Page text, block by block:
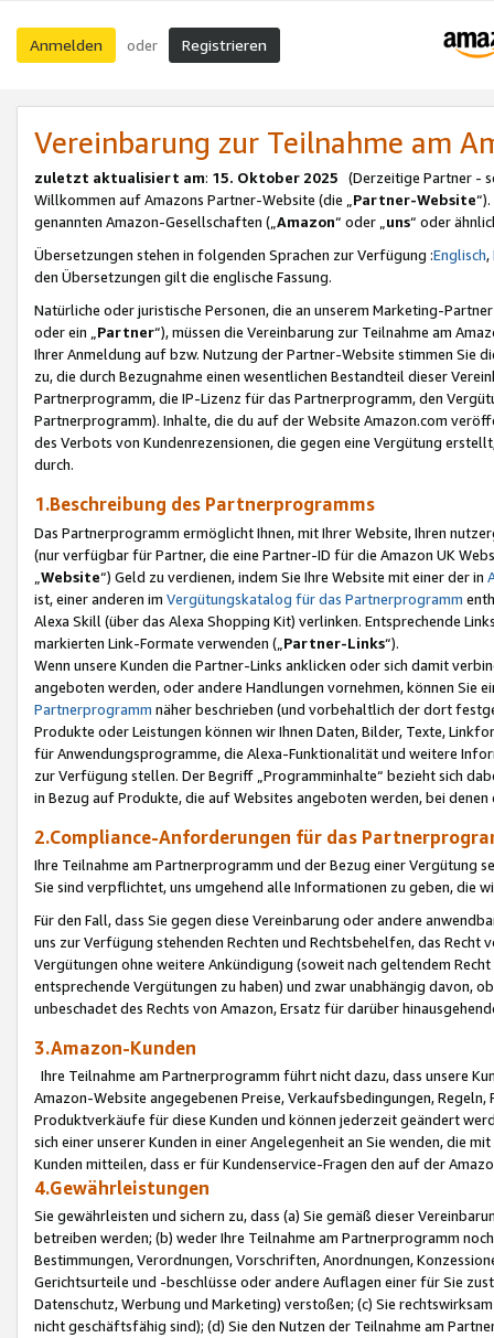
Anmelden oder Registrieren
Vereinbarung zur Teilnahme am
zuletzt aktualisiert am: 15. Oktober 2025 (Derzeitige Partner -
Willkommen auf Amazons Partner-Website (die „Partner-Website
genannten Amazon-Gesellschaften („Amazon“ oder „uns“ oder
Übersetzungen stehen in folgenden Sprachen zur Verfügung :Englisch,
den Übersetzungen gilt die englische Fassung.
Natürliche oder juristische Personen, die an unserem Marketing-
oder ein „Partner“), müssen die Vereinbarung zur Teilnahme am
Ihrer Anmeldung auf bzw. Nutzung der Partner-Website stimmen Sie
zu, die durch Bezugnahme einen wesentlichen Bestandteil dieser
Partnerprogramm, die IP-Lizenz für das Partnerprogramm, den
Partnerprogramm). Inhalte, die du auf der Website Amazon.com
des Verbots von Kundenrezensionen, die gegen eine Vergütung
durch.
1.Beschreibung des Partnerprogramms
Das Partnerprogramm ermöglicht Ihnen, mit Ihrer Website, Ihren
(nur verfügbar für Partner, die eine Partner-ID für die Amazon UK
Website“) Geld zu verdienen, indem Sie Ihre Website mit einer der in
ist, einer anderen im Vergütungskatalog für das Partnerprogramm
Alexa Skill (über das Alexa Shopping Kit) verlinken. Entsprechende
markierten Link-Formate verwenden („ Partner-Links“).
Wenn unsere Kunden die Partner-Links anklicken oder sich damit
angeboten werden, oder andere Handlungen vornehmen, können Sie
Partnerprogramm näher beschrieben (und vorbehaltlich der dort
Produkte oder Leistungen können wir Ihnen Daten, Bilder, Texte,
für Anwendungsprogramme, die Alexa-Funktionalität und weitere
zur Verfügung stellen. Der Begriff „Programminhalte“ bezieht sich
in Bezug auf Produkte, die auf Websites angeboten werden, bei
2.Compliance-Anforderungen für das
Ihre Teilnahme am Partnerprogramm und der Bezug einer Vergütung
Sie sind verpflichtet, uns umgehend alle Informationen zu geben, die
Für den Fall, dass Sie gegen diese Vereinbarung oder andere
uns zur Verfügung stehenden Rechten und Rechtsbehelfen, das
Vergütungen ohne weitere Ankündigung (soweit nach geltendem
entsprechende Vergütungen zu haben) und zwar unabhängig davon,
unbeschadet des Rechts von Amazon, Ersatz für darüber
3.Amazon-Kunden
Ihre Teilnahme am Partnerprogramm führt nicht dazu, dass unsere
Amazon-Website angegebenen Preise, Verkaufsbedingungen,
Produktverkäufe für diese Kunden und können jederzeit geändert
sich einer unserer Kunden in einer Angelegenheit an Sie wenden, die
Kunden mitteilen, dass er für Kundenservice-Fragen den auf der
4.Gewährleistungen
Sie gewährleisten und sichern zu, dass (a) Sie gemäß dieser
betreiben werden; (b) weder Ihre Teilnahme am Partnerprogramm
Bestimmungen, Verordnungen, Vorschriften, Anordnungen,
Gerichtsurteile und -beschlüsse oder andere Auflagen einer für Sie
Datenschutz, Werbung und Marketing) verstoßen; (c) Sie
nicht geschäftsfähig sind); (d) Sie den Nutzen der Teilnahme am